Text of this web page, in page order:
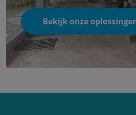
Bekijk onze